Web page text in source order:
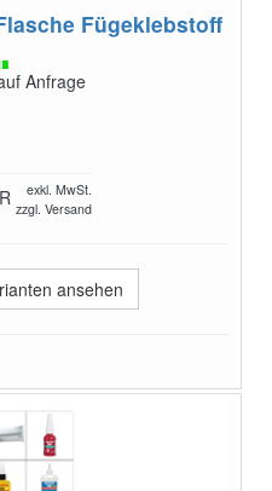
Fügeklebstoff
Anfrage
exkl. MwSt.
zzgl. Versand
ansehen